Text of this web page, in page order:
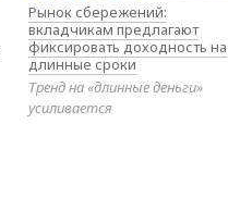
Рынок сбережений:
вкладчикам предлагают
фиксировать доходность на
длинные сроки
Тренд на «длинные деньги»
усиливается